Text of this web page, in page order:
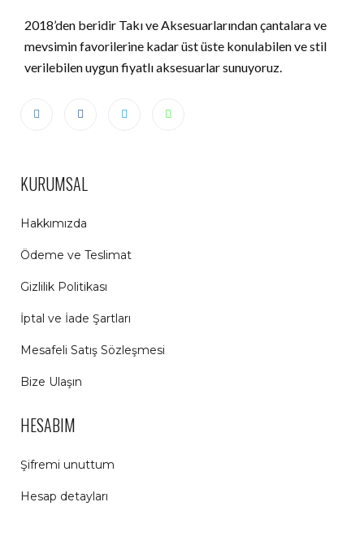
2018’den beridir Takı ve Aksesuarlarından çantalara ve
mevsimin favorilerine kadar üst üste konulabilen ve stil
verilebilen uygun fiyatlı aksesuarlar sunuyoruz.
KURUMSAL
Hakkımızda
Ödeme ve Teslimat
Gizlilik Politikası
İptal ve İade Şartları
Mesafeli Satış Sözleşmesi
Bize Ulaşın
HESABIM
Şifremi unuttum
Hesap detayları